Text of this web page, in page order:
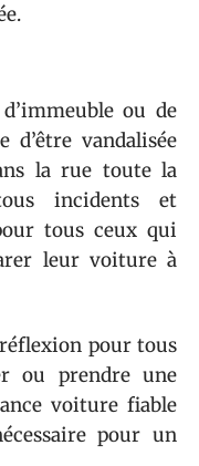
ou de
vandalisée
la rue toute la
incidents et
tous ceux qui
leur voiture à
pour tous
ou prendre une
voiture fiable
pour un